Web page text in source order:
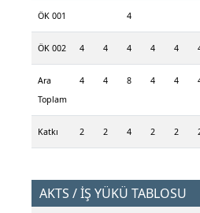
ÖK 001 4
ÖK 002 4 4 4 4 4
Ara
Toplam
4 4 8 4 4
Katkı 2 2 4 2 2
AKTS / İŞ YÜKÜ TABLOSU